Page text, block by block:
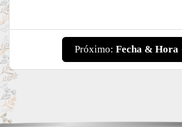
Próximo: Fecha & Hora